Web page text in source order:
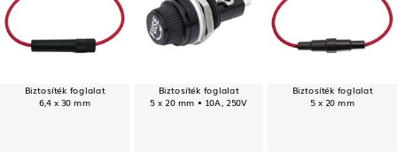
Biztosíték foglalat
6,4 x 30 mm
Biztosíték foglalat
5 x 20 mm • 10A, 250V
Biztosíték foglalat
5 x 20 mm